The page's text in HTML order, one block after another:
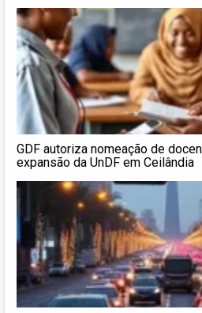
GDF autoriza nomeação de
expansão da UnDF em Ceilândia